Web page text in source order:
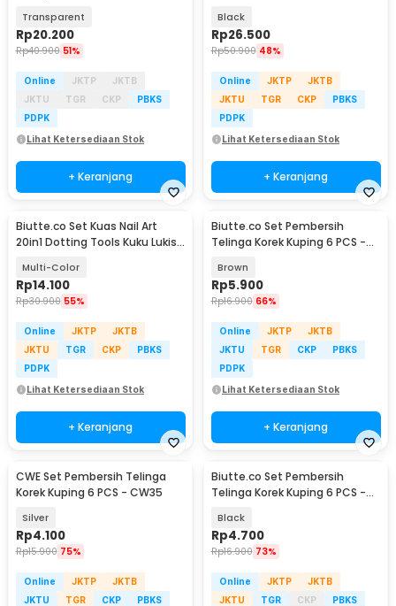
Transparent
Rp20.200
Rp40.900 51%
Online JKTP
JKTB
JKTU
TGR CKP
PBKS
PDPK
Lihat Ketersediaan Stok
+ Keranjang
Black
Rp26.500
Rp50.900 48%
Online JKTP
JKTB
JKTU
TGR CKP
PBKS
PDPK
Lihat Ketersediaan Stok
+ Keranjang
Biutte.co Set Kuas Nail Art
20in1 Dotting Tools Kuku Lukis
Multi-Color
Rp14.100
Rp30.900 55%
Online JKTP
JKTB
JKTU
TGR CKP
PBKS
PDPK
Lihat Ketersediaan Stok
+ Keranjang
Biutte.co Set Pembersih
Telinga Korek Kuping 6 PCS -
Brown
Rp5.900
Rp16.900 66%
Online JKTP
JKTB
JKTU
TGR CKP
PBKS
PDPK
Lihat Ketersediaan Stok
+ Keranjang
CWE Set Pembersih Telinga
Korek Kuping 6 PCS - CW35
Silver
Rp4.100
Rp15.900 75%
Online JKTP
JKTB
JKTU
TGR CKP
PBKS
Biutte.co Set Pembersih
Telinga Korek Kuping 6 PCS -
Black
Rp4.700
Rp16.900 73%
Online JKTP
JKTB
JKTU
TGR CKP
PBKS